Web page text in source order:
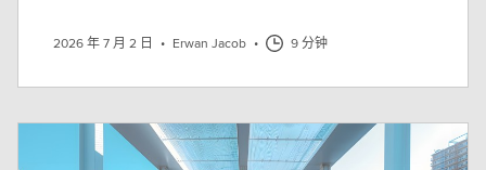
2026 年 7 月 2 日 • Erwan Jacob • 9 分钟